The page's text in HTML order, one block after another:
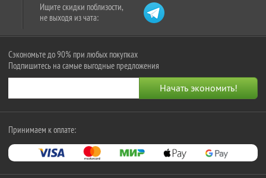
Ищите скидки поблизости,
не выходя из чата:
Сэкономьте до 90% при любых покупках
Подпишитесь на самые выгодные предложения
Принимаем к оплате: